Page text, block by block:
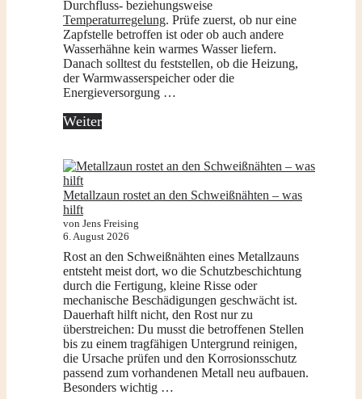
Durchfluss- beziehungsweise
Temperaturregelung. Prüfe zuerst, ob nur eine
Zapfstelle betroffen ist oder ob auch andere
Wasserhähne kein warmes Wasser liefern.
Danach solltest du feststellen, ob die Heizung,
der Warmwasserspeicher oder die
Energieversorgung …
Weiter
Metallzaun rostet an den Schweißnähten – was
hilft
von Jens Freising
6. August 2026
Rost an den Schweißnähten eines Metallzauns
entsteht meist dort, wo die Schutzbeschichtung
durch die Fertigung, kleine Risse oder
mechanische Beschädigungen geschwächt ist.
Dauerhaft hilft nicht, den Rost nur zu
überstreichen: Du musst die betroffenen Stellen
bis zu einem tragfähigen Untergrund reinigen,
die Ursache prüfen und den Korrosionsschutz
passend zum vorhandenen Metall neu aufbauen.
Besonders wichtig …